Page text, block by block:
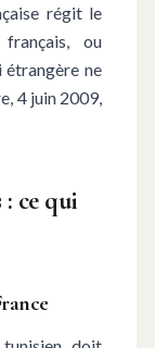
régit le
ou
étrangère ne
4 juin 2009,
: ce qui